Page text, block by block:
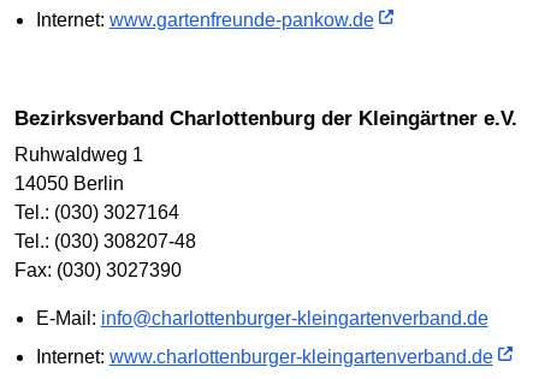
Internet: www.gartenfreunde-pankow.de
Bezirksverband Charlottenburg der Kleingärtner e.V.
Ruhwaldweg 1
14050 Berlin
Tel.: (030) 3027164
Tel.: (030) 308207-48
Fax: (030) 3027390
E-Mail: info@charlottenburger-kleingartenverband.de
Internet: www.charlottenburger-kleingartenverband.de